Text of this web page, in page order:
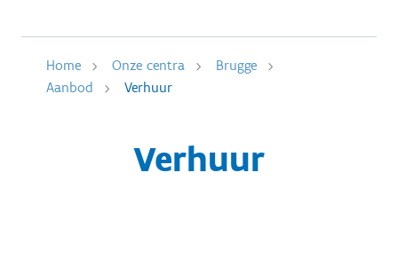
Home Onze centra
Brugge
Aanbod
Verhuur
Verhuur